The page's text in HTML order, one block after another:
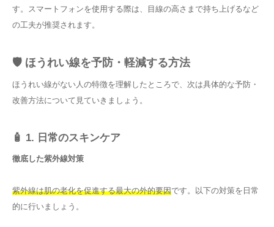
す。スマートフォンを使用する際は、目線の高さまで持ち上げるなど
の工夫が推奨されます。
🛡️ ほうれい線を予防・軽減する方法
ほうれい線がない人の特徴を理解したところで、次は具体的な予防・
改善方法について見ていきましょう。
🧴 1. 日常のスキンケア
徹底した紫外線対策
紫外線は肌の老化を促進する最大の外的要因です。以下の対策を日常
的に行いましょう。